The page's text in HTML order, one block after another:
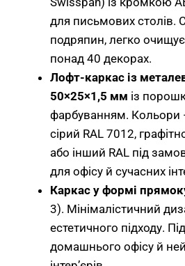
для письмових столів.
подряпин, легко
понад 40 декорах.
Лофт-каркас із
50×25×1,5 мм із
фарбуванням. Кольори
сірий RAL 7012,
або інший RAL під
для офісу й сучасних
Каркас у формі
3). Мінімалістичний
естетичного підходу.
домашнього офісу й